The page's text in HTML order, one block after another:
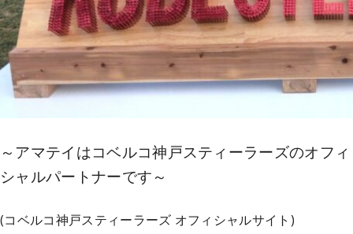
～アマテイはコベルコ神戸スティーラーズのオフィ
シャルパートナーです～
(コベルコ神戸スティーラーズ オフィシャルサイト)